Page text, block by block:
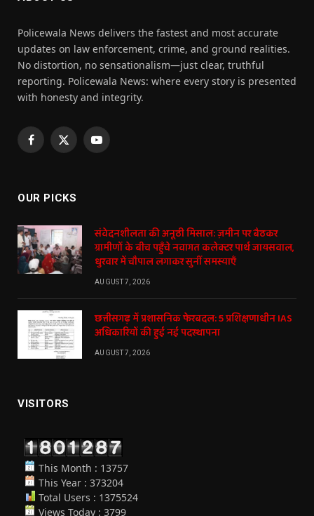
Policewala News delivers the fastest and most accurate
updates on law enforcement, crime, and ground realities.
No distortion, no sensationalism—just clear, truthful
reporting. Policewala News: where every story is presented
with honesty and integrity.
Facebook
X
YouTube
OUR PICKS
संवेदनशीलता की अनूठी मिसाल: ज़मीन पर बैठकर
ग्रामीणों के बीच पहुँचे नवागत कलेक्टर पार्थ जायसवाल,
धुरवार में चौपाल लगाकर सुनीं समस्याएँ
AUGUST 7, 2026
छत्तीसगढ़ में प्रशासनिक फेरबदल: 5 प्रशिक्षणाधीन IAS
अधिकारियों की हुई नई पदस्थापना
AUGUST 7, 2026
VISITORS
This Month : 13757
This Year : 373204
Total Users : 1375524
Views Today : 3799